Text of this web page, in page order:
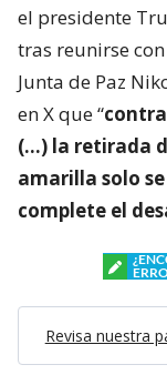
el presidente
tras reunirse
Junta de Paz
en X que “
(…) la retirada
amarilla solo
complete el
Revisa nuestra